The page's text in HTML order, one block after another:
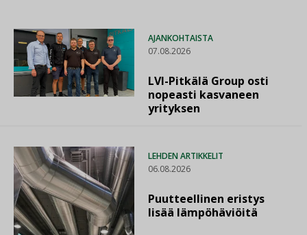
AJANKOHTAISTA
07.08.2026
LVI-Pitkälä Group osti
nopeasti kasvaneen
yrityksen
LEHDEN ARTIKKELIT
06.08.2026
Puutteellinen eristys
lisää lämpöhäviöitä